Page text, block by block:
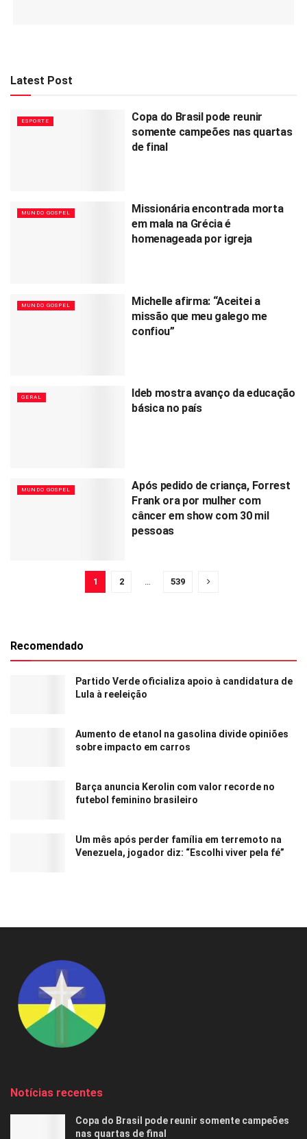
Latest Post
ESPORTE
Copa do Brasil pode reunir
somente campeões nas quartas
de final
MUNDO GOSPEL
Missionária encontrada morta
em mala na Grécia é
homenageada por igreja
MUNDO GOSPEL
Michelle afirma: “Aceitei a
missão que meu galego me
confiou”
GERAL
Ideb mostra avanço da educação
básica no país
MUNDO GOSPEL
Após pedido de criança, Forrest
Frank ora por mulher com
câncer em show com 30 mil
pessoas
1 2 539
Recomendado
Partido Verde oficializa apoio à candidatura de
Lula à reeleição
Aumento de etanol na gasolina divide opiniões
sobre impacto em carros
Barça anuncia Kerolin com valor recorde no
futebol feminino brasileiro
Um mês após perder família em terremoto na
Venezuela, jogador diz: “Escolhi viver pela fé”
Notícias recentes
Copa do Brasil pode reunir somente campeões
nas quartas de final